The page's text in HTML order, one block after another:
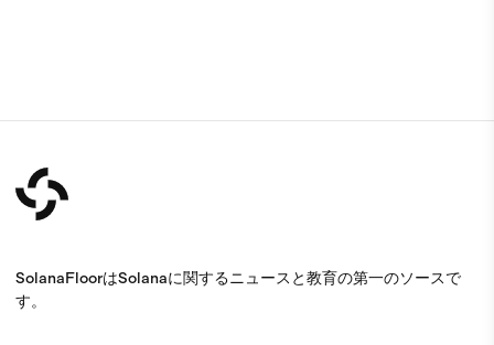
SolanaFloorはSolanaに関するニュースと教育の第一のソースで
す。